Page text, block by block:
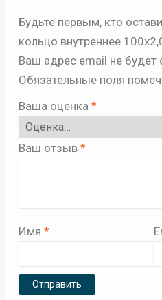
Будьте первым, кто
кольцо внутреннее
Ваш адрес email не будет
Обязательные поля
Ваша оценка *
Ваш отзыв *
Имя *